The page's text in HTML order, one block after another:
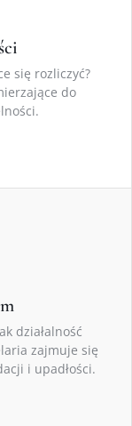
się rozliczyć?
do
działalność
zajmuje się
i upadłości.